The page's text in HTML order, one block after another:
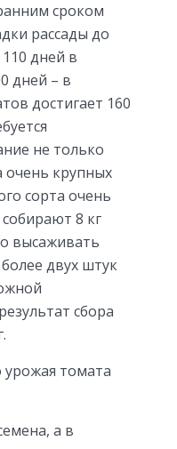
сроком
рассады до
дней в
дней – в
достигает 160
не только
очень крупных
сорта очень
собирают 8 кг
высаживать
двух штук
сбора
томата
а в